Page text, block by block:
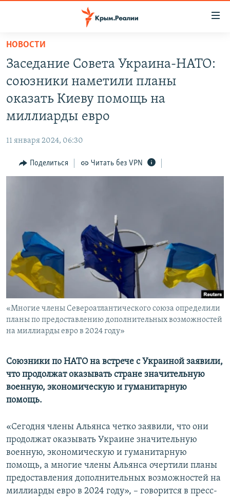
Вернуться
основному
содержанию
главной
Вернутся
поиску
СПЕЦПРОЕКТЫ
ИНТЕРАКТИВ
ИНФОГРАФИКА
ПОБЕДИТЕЛЕЙ НЕ СУДЯТ?
КРЫМ.НЕПОКОРЕННЫЙ
ELIFBE
УКРАИНСКАЯ ПРОБЛЕМА КРЫМА
РАДІО СВОБОДА
КАК ОБОЙТИ БЛОКИРОВКУ
ПРИСОЕДИНЯЙТЕСЬ!
Все сайты RFE/RL
НОВОСТИ
Заседание Совета Украина-НАТО:
союзники наметили планы
оказать Киеву помощь на
миллиарды евро
11 января 2024, 06:30
Поделиться Читать без VPN
«Многие члены Североатлантического союза определили
планы по предоставлению дополнительных возможностей
на миллиарды евро в 2024 году»
Союзники по НАТО на встрече с Украиной заявили,
что продолжат оказывать стране значительную
военную, экономическую и гуманитарную
помощь.
«Сегодня члены Альянса четко заявили, что они
продолжат оказывать Украине значительную
военную, экономическую и гуманитарную
помощь, а многие члены Альянса очертили планы
предоставления дополнительных возможностей на
миллиарды евро в 2024 году», – говорится в пресс-